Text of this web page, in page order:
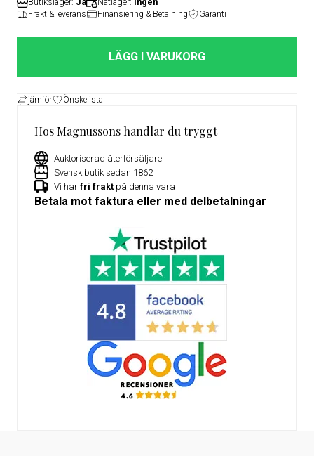
Frakt & leverans Finansiering & Betalning Garanti
LÄGG I VARUKORG
jämför Önskelista
Hos Magnussons handlar du tryggt
Auktoriserad återförsäljare
Svensk butik sedan 1862
Vi har fri frakt på denna vara
Betala mot faktura eller med delbetalningar